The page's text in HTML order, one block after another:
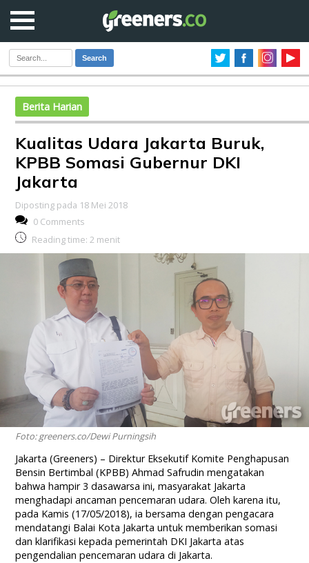
Search
Berita Harian
Kualitas Udara Jakarta Buruk,
KPBB Somasi Gubernur DKI
Jakarta
Diposting pada 18 Mei 2018
0 Comments
Reading time: 2 menit
Foto: greeners.co/Dewi Purningsih
Jakarta (Greeners) – Direktur Eksekutif Komite Penghapusan
Bensin Bertimbal (KPBB) Ahmad Safrudin mengatakan
bahwa hampir 3 dasawarsa ini, masyarakat Jakarta
menghadapi ancaman pencemaran udara. Oleh karena itu,
pada Kamis (17/05/2018), ia bersama dengan pengacara
mendatangi Balai Kota Jakarta untuk memberikan somasi
dan klarifikasi kepada pemerintah DKI Jakarta atas
pengendalian pencemaran udara di Jakarta.